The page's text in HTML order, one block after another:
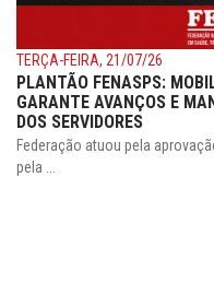
TERÇA-FEIRA, 21/07/26
PLANTÃO FENASPS:
GARANTE AVANÇOS E
DOS SERVIDORES
Federação atuou pela
pela ...